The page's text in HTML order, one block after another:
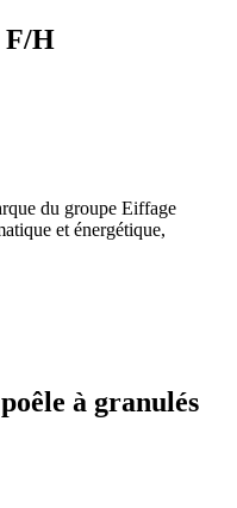
F/H
du groupe Eiffage
et énergétique,
à granulés